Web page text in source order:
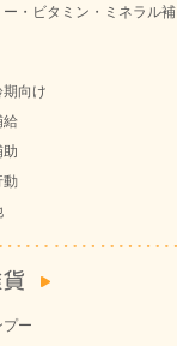
ー・ビタミン・ミネラル補
向け
給
助
動
プー